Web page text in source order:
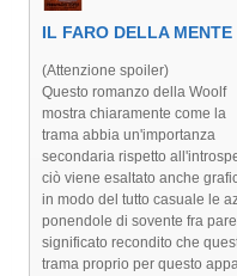
IL FARO DELLA MENTE
(Attenzione spoiler)
Questo romanzo della Woolf
mostra chiaramente come la
trama abbia un'importanza
secondaria rispetto
ciò viene esaltato anche
in modo del tutto casuale le
ponendole di sovente fra
significato recondito che
trama proprio per questo